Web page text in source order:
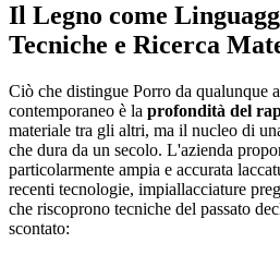
Il Legno come
Tecniche e Ricerca
Ciò che distingue Porro da qualunque
contemporaneo è la profondità del
materiale tra gli altri, ma il nucleo di
che dura da un secolo. L'azienda
particolarmente ampia e accurata
recenti tecnologie, impiallacciature
che riscoprono tecniche del passato
scontato: